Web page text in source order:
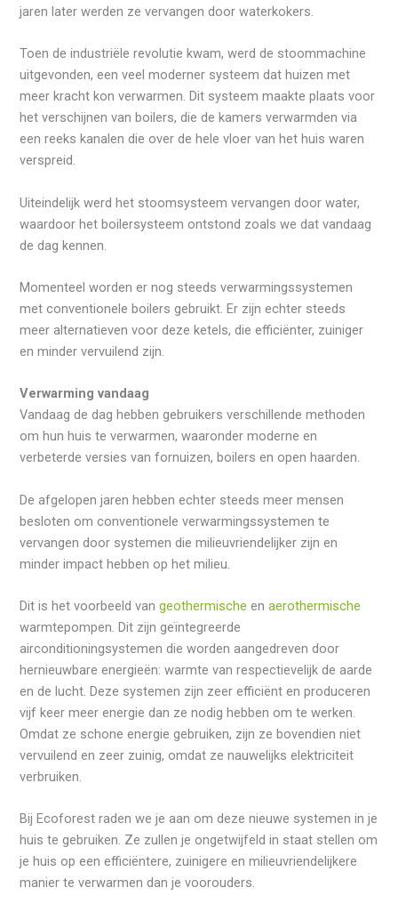
jaren later werden ze vervangen door waterkokers.
Toen de industriële revolutie kwam, werd de stoommachine
uitgevonden, een veel moderner systeem dat huizen met
meer kracht kon verwarmen. Dit systeem maakte plaats voor
het verschijnen van boilers, die de kamers verwarmden via
een reeks kanalen die over de hele vloer van het huis waren
verspreid.
Uiteindelijk werd het stoomsysteem vervangen door water,
waardoor het boilersysteem ontstond zoals we dat vandaag
de dag kennen.
Momenteel worden er nog steeds verwarmingssystemen
met conventionele boilers gebruikt. Er zijn echter steeds
meer alternatieven voor deze ketels, die efficiënter, zuiniger
en minder vervuilend zijn.
Verwarming vandaag
Vandaag de dag hebben gebruikers verschillende methoden
om hun huis te verwarmen, waaronder moderne en
verbeterde versies van fornuizen, boilers en open haarden.
De afgelopen jaren hebben echter steeds meer mensen
besloten om conventionele verwarmingssystemen te
vervangen door systemen die milieuvriendelijker zijn en
minder impact hebben op het milieu.
Dit is het voorbeeld vangeothermische enaerothermische
warmtepompen. Dit zijn geïntegreerde
airconditioningsystemen die worden aangedreven door
hernieuwbare energieën: warmte van respectievelijk de aarde
en de lucht. Deze systemen zijn zeer efficiënt en produceren
vijf keer meer energie dan ze nodig hebben om te werken.
Omdat ze schone energie gebruiken, zijn ze bovendien niet
vervuilend en zeer zuinig, omdat ze nauwelijks elektriciteit
verbruiken.
Bij Ecoforest raden we je aan om deze nieuwe systemen in je
huis te gebruiken. Ze zullen je ongetwijfeld in staat stellen om
je huis op een efficiëntere, zuinigere en milieuvriendelijkere
manier te verwarmen dan je voorouders.